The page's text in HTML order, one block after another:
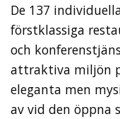
De 137
förstklassiga
och
attraktiva miljön
eleganta men
av vid den öppna